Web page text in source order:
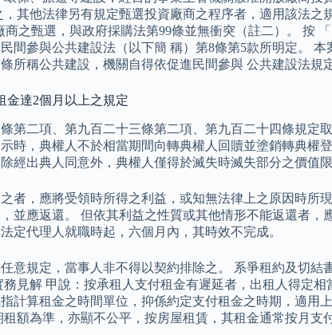
其他法律另有規定甄選投資廠商之程序者，適用該法
之甄選，與政府採購法第99條並無衝突（註二）。 按
間參與公共建設法（以下簡 稱）第8條第5款所明定。
所稱公共建設，機關自得依促進民間參與 公共建設法規
金達2個月以上之規定
第二項、第九百二十三條第二項、第九百二十四條規
時，典權人不於相當期間向轉典權人回贖並塗銷轉典
經出典人同意外，典權人僅得於滅失時滅失部分之價值限
者，應將受領時所得之利益，或知無法律上之原因時
並應返還。 但依其利益之性質或其他情形不能返還者
定代理人就職時起，六個月內，其時效不完成。
意規定，當事人非不得以契約排除之。 系爭租約及切
見解 甲說：按承租人支付租金有遲延者，出租人得定
計算租金之時間單位，抑係約定支付租金之時期，適
額為準，亦顯不公平，按房屋租賃，其租金通常按月支